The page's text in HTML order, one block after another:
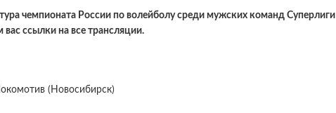
чемпионата России по волейболу среди мужских команд Суперлиги
ссылки на все трансляции.
(Новосибирск)